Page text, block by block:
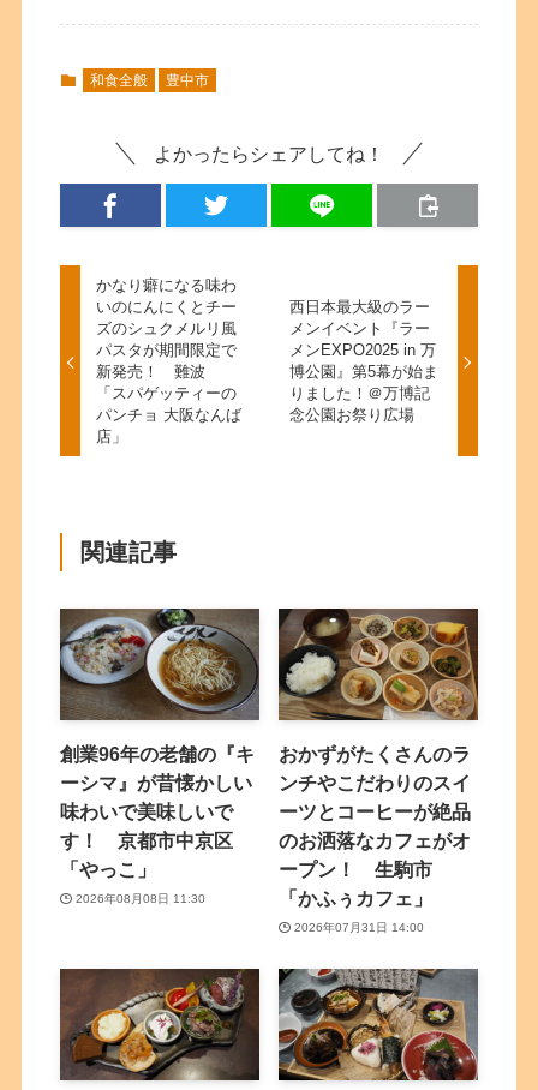
和食全般 豊中市
よかったらシェアしてね！
かなり癖になる味わ
いのにんにくとチー
ズのシュクメルリ風
パスタが期間限定で
新発売！ 難波
「スパゲッティーの
パンチョ 大阪なんば
店」
西日本最大級のラー
メンイベント『ラー
メンEXPO2025 in 万
博公園』第5幕が始ま
りました！＠万博記
念公園お祭り広場
関連記事
創業96年の老舗の『キ
ーシマ』が昔懐かしい
味わいで美味しいで
す！ 京都市中京区
「やっこ」
2026年08月08日 11:30
おかずがたくさんのラ
ンチやこだわりのスイ
ーツとコーヒーが絶品
のお洒落なカフェがオ
ープン！ 生駒市
「かふぅカフェ」
2026年07月31日 14:00